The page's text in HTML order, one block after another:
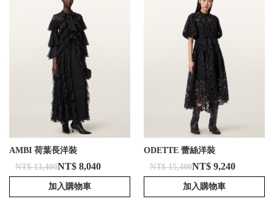
AMBI 荷葉長洋裝
NT$ 13,400NT$ 8,040
加入購物車
ODETTE 蕾絲洋裝
NT$ 15,400NT$ 9,240
加入購物車